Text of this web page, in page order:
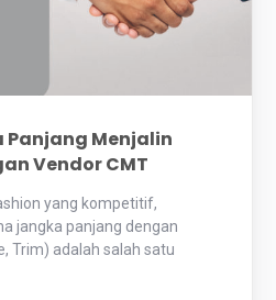
Menjalin
Vendor CMT
yang kompetitif,
jangka panjang dengan
Trim) adalah salah satu